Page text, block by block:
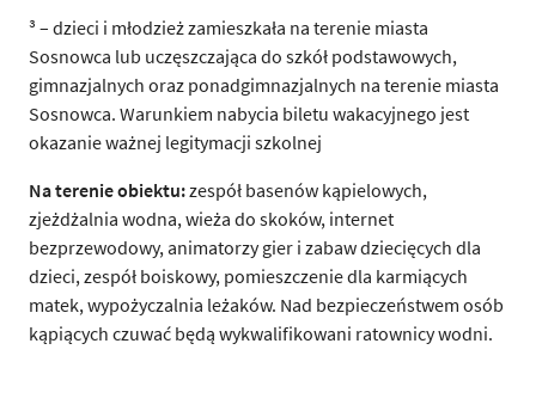
³ – dzieci i młodzież zamieszkała na terenie miasta
Sosnowca lub uczęszczająca do szkół podstawowych,
gimnazjalnych oraz ponadgimnazjalnych na terenie miasta
Sosnowca. Warunkiem nabycia biletu wakacyjnego jest
okazanie ważnej legitymacji szkolnej
Na terenie obiektu:zespół basenów kąpielowych,
zjeżdżalnia wodna, wieża do skoków, internet
bezprzewodowy, animatorzy gier i zabaw dziecięcych dla
dzieci, zespół boiskowy, pomieszczenie dla karmiących
matek, wypożyczalnia leżaków. Nad bezpieczeństwem osób
kąpiących czuwać będą wykwalifikowani ratownicy wodni.